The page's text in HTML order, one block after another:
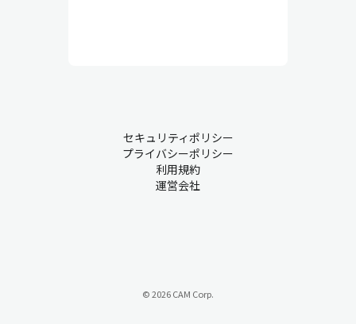
セキュリティポリシー
プライバシーポリシー
利用規約
運営会社
© 2026 CAM Corp.